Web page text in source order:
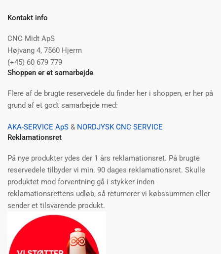
Kontakt info
CNC Midt ApS
Højvang 4, 7560 Hjerm
(+45) 60 679 779
Shoppen er et samarbejde
Flere af de brugte reservedele du finder her i shoppen, er her på
grund af et godt samarbejde med:
AKA-SERVICE ApS & NORDJYSK CNC SERVICE
Reklamationsret
På nye produkter ydes der 1 års reklamationsret. På brugte
reservedele tilbyder vi min. 90 dages reklamationsret. Skulle
produktet mod forventning gå i stykker inden
reklamationsrettens udløb, så returnerer vi købssummen eller
sender et tilsvarende produkt.